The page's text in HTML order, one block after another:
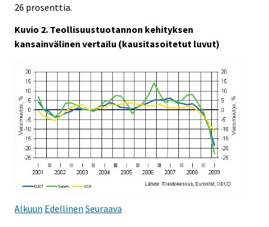
26 prosenttia.
Kuvio 2. Teollisuustuotannon kehityksen
kansainvälinen vertailu (kausitasoitetut luvut)
Alkuun Edellinen Seuraava